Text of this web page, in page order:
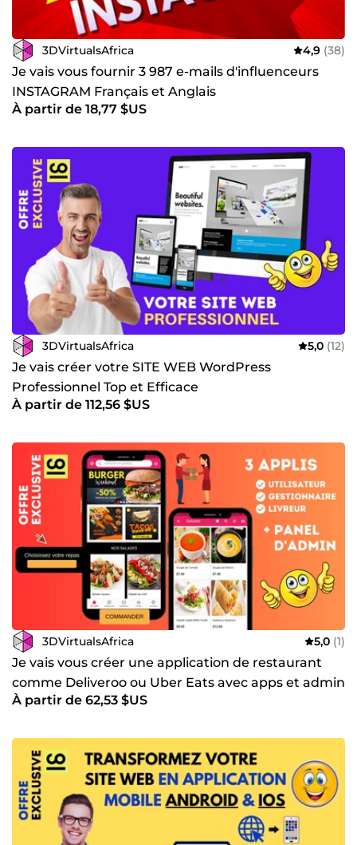
3DVirtualsAfrica 4,9 (38)
Je vais vous fournir 3 987 e-mails d'influenceurs
INSTAGRAM Français et Anglais
À partir de 18,77 $US
3DVirtualsAfrica 5,0 (12)
Je vais créer votre SITE WEB WordPress
Professionnel Top et Efficace
À partir de 112,56 $US
3DVirtualsAfrica 5,0 (1)
Je vais vous créer une application de restaurant
comme Deliveroo ou Uber Eats avec apps et admin
panel
À partir de 62,53 $US